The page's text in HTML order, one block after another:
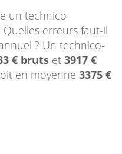
un technico-
Quelles erreurs faut-il
? Un technico-
€ bruts et 3917 €
en moyenne 3375 €